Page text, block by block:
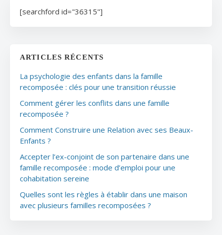
[searchford id="36315"]
ARTICLES RÉCENTS
La psychologie des enfants dans la famille
recomposée : clés pour une transition réussie
Comment gérer les conflits dans une famille
recomposée ?
Comment Construire une Relation avec ses Beaux-
Enfants ?
Accepter l’ex-conjoint de son partenaire dans une
famille recomposée : mode d’emploi pour une
cohabitation sereine
Quelles sont les règles à établir dans une maison
avec plusieurs familles recomposées ?